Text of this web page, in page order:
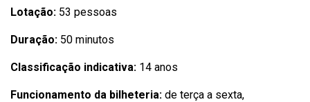
Lotação: 53 pessoas
Duração: 50 minutos
Classificação indicativa: 14 anos
Funcionamento da bilheteria: de terça a sexta,